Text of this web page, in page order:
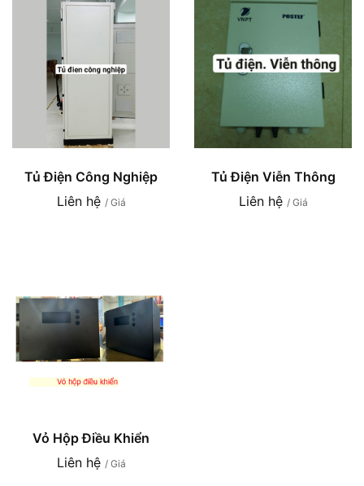
Tủ Điện Công Nghiệp
Liên hệ / Giá
Tủ Điện Viễn Thông
Liên hệ / Giá
Vỏ Hộp Điều Khiển
Liên hệ / Giá